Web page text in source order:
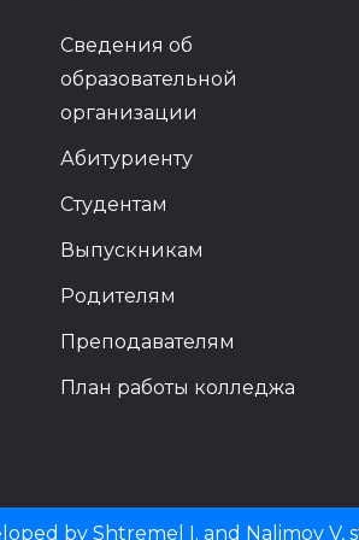
Сведения об
образовательной
организации
Абитуриенту
Студентам
Выпускникам
Родителям
Преподавателям
План работы колледжа
by Shtremel I. and Nalimov V,